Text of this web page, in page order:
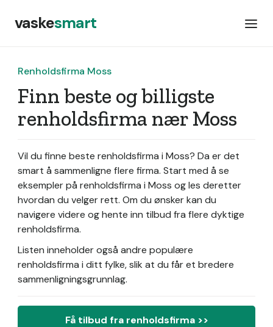
vaskesmart
Renholdsfirma Moss
Finn beste og billigste
renholdsfirma nær Moss
Vil du finne beste renholdsfirma i Moss? Da er det
smart å sammenligne flere firma. Start med å se
eksempler på renholdsfirma i Moss og les deretter
hvordan du velger rett. Om du ønsker kan du
navigere videre og hente inn tilbud fra flere dyktige
renholdsfirma.
Listen inneholder også andre populære
renholdsfirma i ditt fylke, slik at du får et bredere
sammenligningsgrunnlag.
Få tilbud fra renholdsfirma >>